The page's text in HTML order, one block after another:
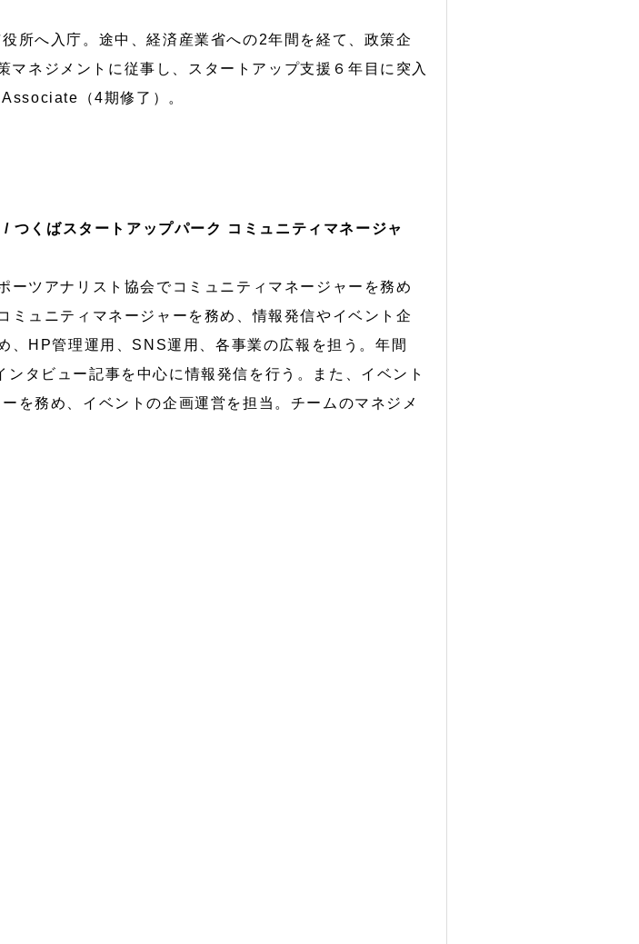
所へ入庁。途中、経済産業省への2年間を経て、政策企
ネジメントに従事し、スタートアップ支援６年目に突入
（4期修了）。
つくばスタートアップパーク コミュニティマネージャ
ツアナリスト協会でコミュニティマネージャーを務め
ュニティマネージャーを務め、情報発信やイベント企
HP管理運用、SNS運用、各事業の広報を担う。年間
タビュー記事を中心に情報発信を行う。また、イベント
を務め、イベントの企画運営を担当。チームのマネジメ